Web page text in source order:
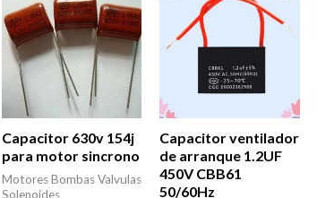
Capacitor 630v 154j
para motor sincrono
Motores Bombas Valvulas
Solenoides
Capacitor ventilador
de arranque 1.2UF
450V CBB61
50/60Hz